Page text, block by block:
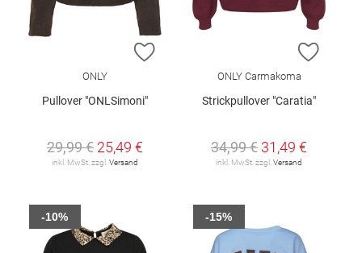
ZUR WUNSCHLISTE HINZUFÜGEN
ONLY
Pullover "ONLSimoni"
29,99 € 25,49 €
inkl. MwSt. zzgl. Versand
ZUR
ONLY Carmakoma
Strickpullover "Caratia"
34,99 € 31,49 €
inkl. MwSt. zzgl. Versand
-10% -15%